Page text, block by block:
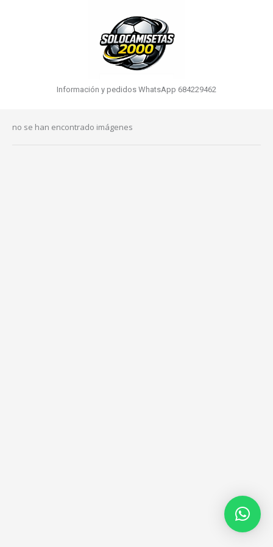
Información y pedidos WhatsApp 684229462
no se han encontrado imágenes